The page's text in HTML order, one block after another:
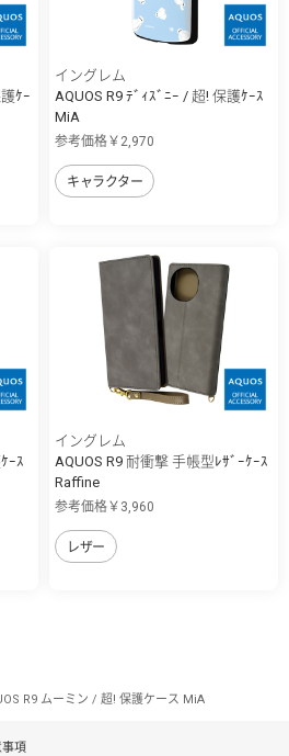
ｹｰ
イングレム
AQUOS R9 ﾃﾞｨｽﾞﾆｰ / 超! 保護ｹｰｽ
MiA
参考価格￥2,970
キャラクター
ｰｽ
イングレム
AQUOS R9 耐衝撃 手帳型ﾚｻﾞｰｹｰｽ
Raffine
参考価格￥3,960
レザー
R9 ムーミン / 超! 保護ケース MiA
項